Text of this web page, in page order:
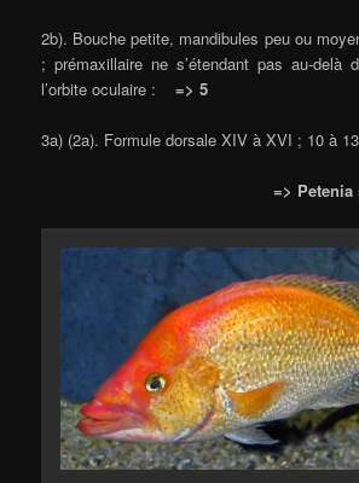
2b). Bouche petite, mandibules peu ou
; prémaxillaire ne s’étendant pas au-delà
l’orbite oculaire :=> 5
3a) (2a). Formule dorsale XIV à
=>